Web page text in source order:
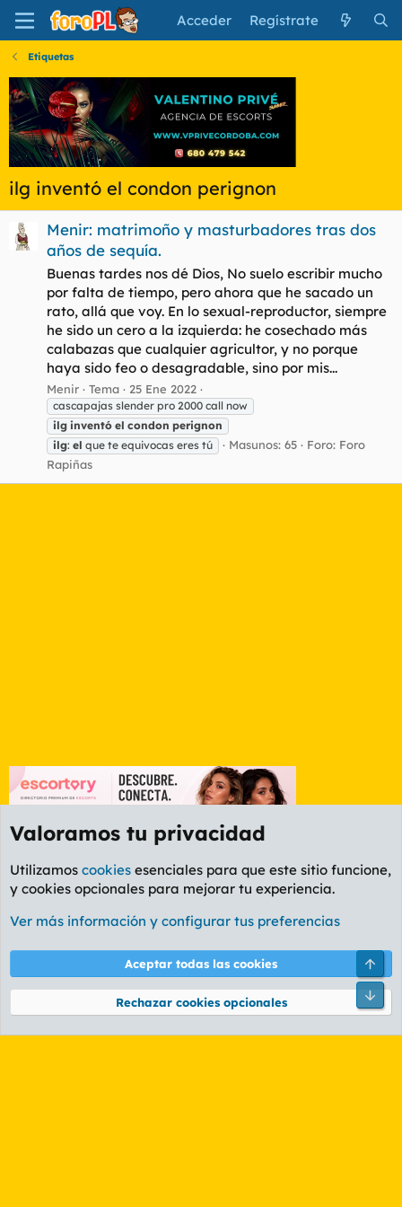
Acceder Regístrate
Etiquetas
ilg inventó el condon perignon
Menir: matrimoño y masturbadores tras dos
años de sequía.
Buenas tardes nos dé Dios, No suelo escribir mucho
por falta de tiempo, pero ahora que he sacado un
rato, allá que voy. En lo sexual-reproductor, siempre
he sido un cero a la izquierda: he cosechado más
calabazas que cualquier agricultor, y no porque
haya sido feo o desagradable, sino por mis...
Menir Tema 25 Ene 2022
cascapajas slender pro 2000 call now
ilg inventó el condon perignon
ilg: el que te equivocas eres tú Masunos: 65 Foro: Foro
Rapiñas
Etiquetas
Cookies
PL OLDSTYLE AMARILLO
Términos y reglas Política de privacidad Ayuda
Community platform by XenForo® © 2010-2026 XenForo Ltd.
Valoramos tu privacidad
Utilizamos cookies esenciales para que este sitio funcione,
y cookies opcionales para mejorar tu experiencia.
Ver más información y configurar tus preferencias
Aceptar todas las cookies
Rechazar cookies opcionales
Pie